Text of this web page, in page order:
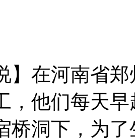
舰应对朝鲜火箭
牲者将获奖百万
响国际油价
在河南省郑
，他们每天
桥洞下，为